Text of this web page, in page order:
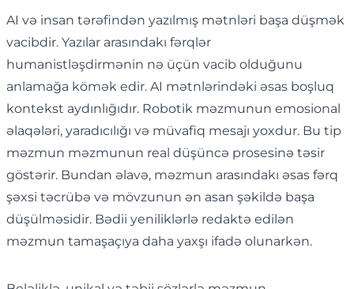
AI və insan tərəfindən yazılmış mətnləri başa düşmək
vacibdir. Yazılar arasındakı fərqlər
humanistləşdirmənin nə üçün vacib olduğunu
anlamağa kömək edir. AI mətnlərindəki əsas boşluq
kontekst aydınlığıdır. Robotik məzmunun emosional
əlaqələri, yaradıcılığı və müvafiq mesajı yoxdur. Bu tip
məzmun məzmunun real düşüncə prosesinə təsir
göstərir. Bundan əlavə, məzmun arasındakı əsas fərq
şəxsi təcrübə və mövzunun ən asan şəkildə başa
düşülməsidir. Bədii yeniliklərlə redaktə edilən
məzmun tamaşaçıya daha yaxşı ifadə olunarkən.